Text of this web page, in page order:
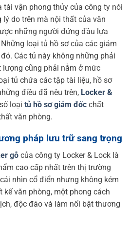
tài vận phong thủy của công ty nói
do trên mà nội thất của văn
những người đứng đầu lựa
loại tủ hồ sơ của các giám
Các tủ này không những phải
lượng cũng phải nằm ở mức
tủ chứa các tập tài liệu, hồ sơ
điều đã nêu trên, Locker &
loại tủ hồ sơ giám đốc chất
văn phòng.
pháp lưu trữ sang trọng
gỗ của công ty Locker & Lock là
cao cấp nhất trên thị trường
nhìn cổ điển nhưng không kém
kế văn phòng, một phong cách
độc đáo và làm nổi bật thương